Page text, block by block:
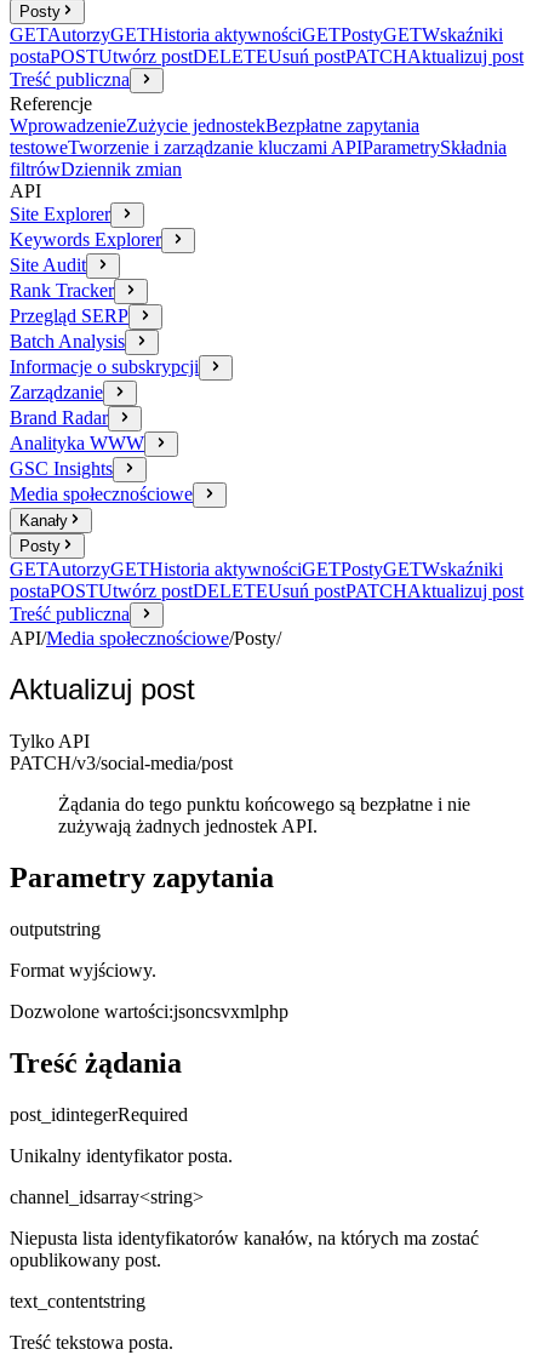
Posty
GETAutorzyGETHistoria aktywnościGETPostyGETWskaźniki
postaPOSTUtwórz postDELETEUsuń postPATCHAktualizuj post
Treść publiczna
Referencje
WprowadzenieZużycie jednostekBezpłatne zapytania
testoweTworzenie i zarządzanie kluczami APIParametrySkładnia
filtrówDziennik zmian
API
Site Explorer
Keywords Explorer
Site Audit
Rank Tracker
Przegląd SERP
Batch Analysis
Informacje o subskrypcji
Zarządzanie
Brand Radar
Analityka WWW
GSC Insights
Media społecznościowe
Kanały
Posty
GETAutorzyGETHistoria aktywnościGETPostyGETWskaźniki
postaPOSTUtwórz postDELETEUsuń postPATCHAktualizuj post
Treść publiczna
API/Media społecznościowe/Posty/
Aktualizuj post
Tylko API
PATCH/v3/social-media/post
Żądania do tego punktu końcowego są bezpłatne i nie
zużywają żadnych jednostek API.
Parametry zapytania
outputstring
Format wyjściowy.
Dozwolone wartości:jsoncsvxmlphp
Treść żądania
post_idintegerRequired
Unikalny identyfikator posta.
channel_idsarray<string>
Niepusta lista identyfikatorów kanałów, na których ma zostać
opublikowany post.
text_contentstring
Treść tekstowa posta.